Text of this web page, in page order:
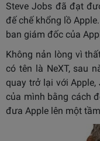
Steve Jobs đã đạt
đế chế khổng lồ
ban giám đốc của
Không nản lòng vì
có tên là NeXT, sau
quay trở lại với
của mình bằng cách
đưa Apple lên một